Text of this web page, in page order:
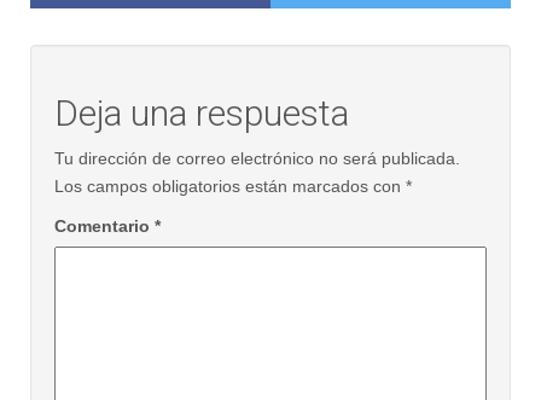
Deja una respuesta
Tu dirección de correo electrónico no será publicada.
Los campos obligatorios están marcados con *
Comentario *